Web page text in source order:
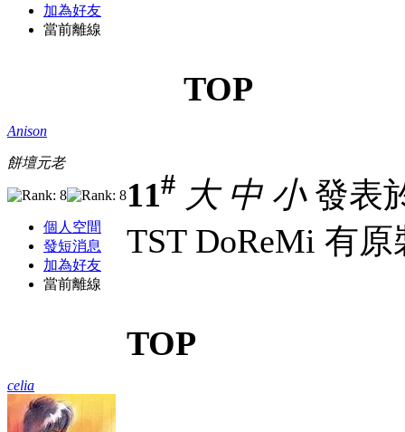
加為好友
當前離線
TOP
Anison
餅壇元老
個人空間
發短消息
加為好友
當前離線
11# 大 中 小發表
TST DoReMi 有原
TOP
celia